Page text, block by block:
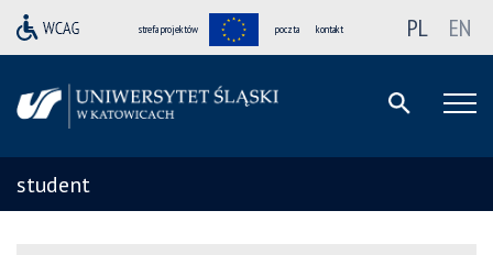
strefa projektów poczta kontakt PL EN
student